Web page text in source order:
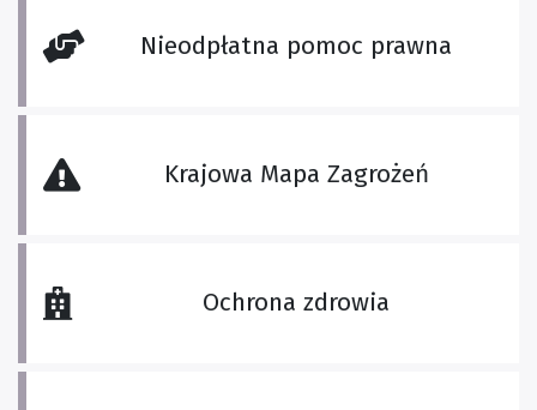
Nieodpłatna pomoc prawna
Krajowa Mapa Zagrożeń
Ochrona zdrowia